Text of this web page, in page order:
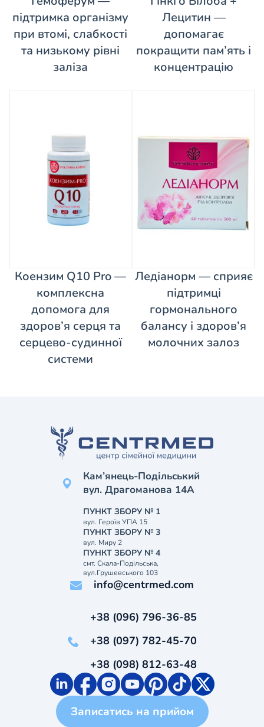
підтримка організму
при втомі, слабкості
та низькому рівні
заліза
Лецитин —
допомагає
покращити пам’ять і
концентрацію
Коензим Q10 Pro —
комплексна
допомога для
здоров’я серця та
серцево-судинної
системи
Ледіанорм — сприяє
підтримці
гормонального
балансу і здоров’я
молочних залоз
Кам’янець-Подільський
вул. Драгоманова 14А
ПУНКТ ЗБОРУ № 1
вул. Героїв УПА 15
ПУНКТ ЗБОРУ № 3
вул. Миру 2
ПУНКТ ЗБОРУ № 4
смт. Скала-Подільська,
вул.Грушевського 103
info@centrmed.com
+38 (096) 796-36-85
+38 (097) 782-45-70
+38 (098) 812-63-48
Записатись на прийом